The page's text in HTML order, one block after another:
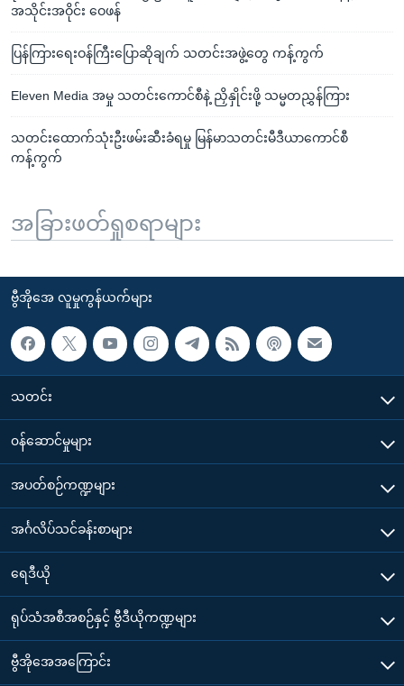
အသိုင်းအဝိုင်း ဝေဖန်
ပြန်ကြားရေးဝန်ကြီးပြောဆိုချက် သတင်းအဖွဲ့တွေ ကန့်ကွက်
Eleven Media အမှု သတင်းကောင်စီနဲ့ ညှိနှိုင်းဖို့ သမ္မတညွှန်ကြား
သတင်းထောက်သုံးဦးဖမ်းဆီးခံရမှု မြန်မာသတင်းမီဒီယာကောင်စီ
ကန့်ကွက်
အခြားဖတ်ရှုစရာများ
ဗွီအိုအေ လူမှုကွန်ယက်များ
သတင်း
၀န်ဆောင်မှုများ
အပတ်စဉ်ကဏ္ဍများ
အင်္ဂလိပ်သင်ခန်းစာများ
ရေဒီယို
ရုပ်သံအစီအစဉ်နှင့် ဗွီဒီယိုကဏ္ဍများ
ဗွီအိုအေအကြောင်း